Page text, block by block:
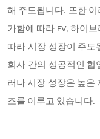
해 주도됩니다. 또한
가함에 따라 EV, 하이
따라 시장 성장이 주도
회사 간의 성공적인 협
러나 시장 성장은 높은
조를 이루고 있습니다.